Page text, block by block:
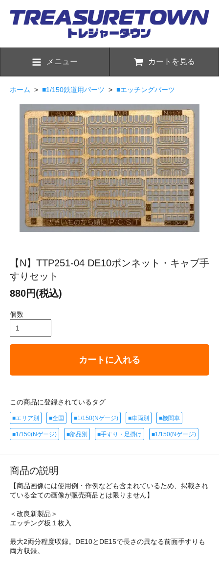
メニュー カートを見る
ホーム > ■1/150鉄道用パーツ > ■エッチングパーツ
【N】TTP251-04 DE10ボンネット・キャブ手
すりセット
880円(税込)
個数
カートに入れる
この商品に登録されているタグ
■エリア別 ■全国 ■1/150(Nゲージ) ■車両別 ■機関車
■1/150(Nゲージ) ■部品別 ■手すり・足掛け ■1/150(Nゲージ)
商品の説明
【商品画像には使用例・作例なども含まれているため、掲載され
ている全ての画像が販売商品とは限りません】
＜改良新製品＞
エッチング板１枚入
最大2両分程度収録。DE10とDE15で長さの異なる前面手すりも
両方収録。